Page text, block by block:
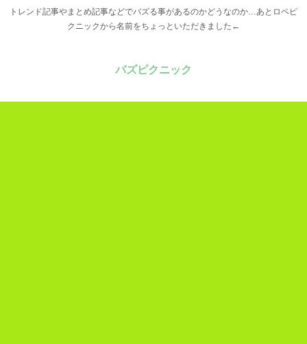
トレンド記事やまとめ記事などでバズる事があるのかどうなのか…あとロペピ
クニックから名前をちょっといただきました←
バズピクニック